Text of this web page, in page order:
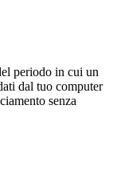
periodo in cui un
dal tuo computer
senza